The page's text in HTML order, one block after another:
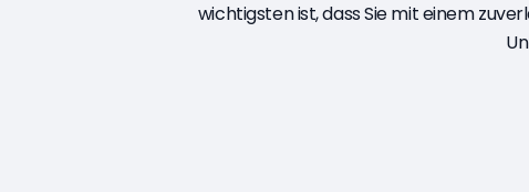
wichtigsten ist, dass Sie mit einem